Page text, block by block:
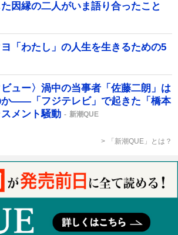
因縁の二人がいま語り合ったこと
「わたし」の人生を生きるための5
ビュー〉渦中の当事者「佐藤二朗」は
か――「フジテレビ」で起きた「橋本
メント騒動
新潮QUE
「新潮QUE」とは？